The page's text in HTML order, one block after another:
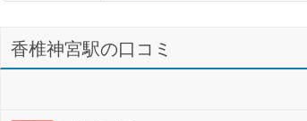
香椎神宮駅の口コミ